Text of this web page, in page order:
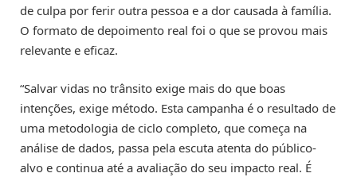
de culpa por ferir outra pessoa e a dor causada à família.
O formato de depoimento real foi o que se provou mais
relevante e eficaz.
“Salvar vidas no trânsito exige mais do que boas
intenções, exige método. Esta campanha é o resultado de
uma metodologia de ciclo completo, que começa na
análise de dados, passa pela escuta atenta do público-
alvo e continua até a avaliação do seu impacto real. É